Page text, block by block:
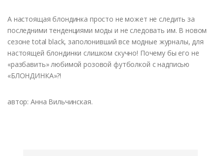
А настоящая блондинка просто не может не следить за
последними тенденциями моды и не следовать им. В новом
сезоне total black, заполонивший все модные журналы, для
настоящей блондинки слишком скучно! Почему бы его не
«разбавить» любимой розовой футболкой с надписью
«БЛОНДИНКА»?!
автор: Анна Вильчинская.